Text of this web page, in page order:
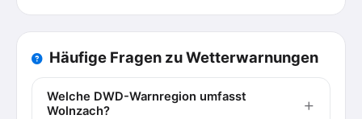
Häufige Fragen zu Wetterwarnungen
Welche DWD-Warnregion umfasst
Wolnzach?